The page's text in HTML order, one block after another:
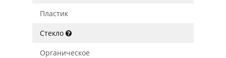
Пластик
Стекло
Органическое